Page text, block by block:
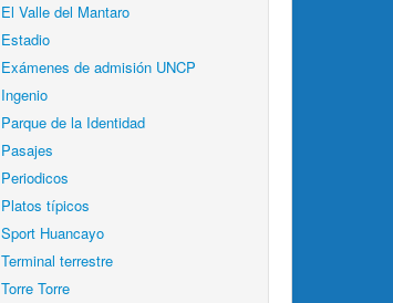
El Valle del Mantaro
Estadio
Exámenes de admisión UNCP
Ingenio
Parque de la Identidad
Pasajes
Periodicos
Platos típicos
Sport Huancayo
Terminal terrestre
Torre Torre